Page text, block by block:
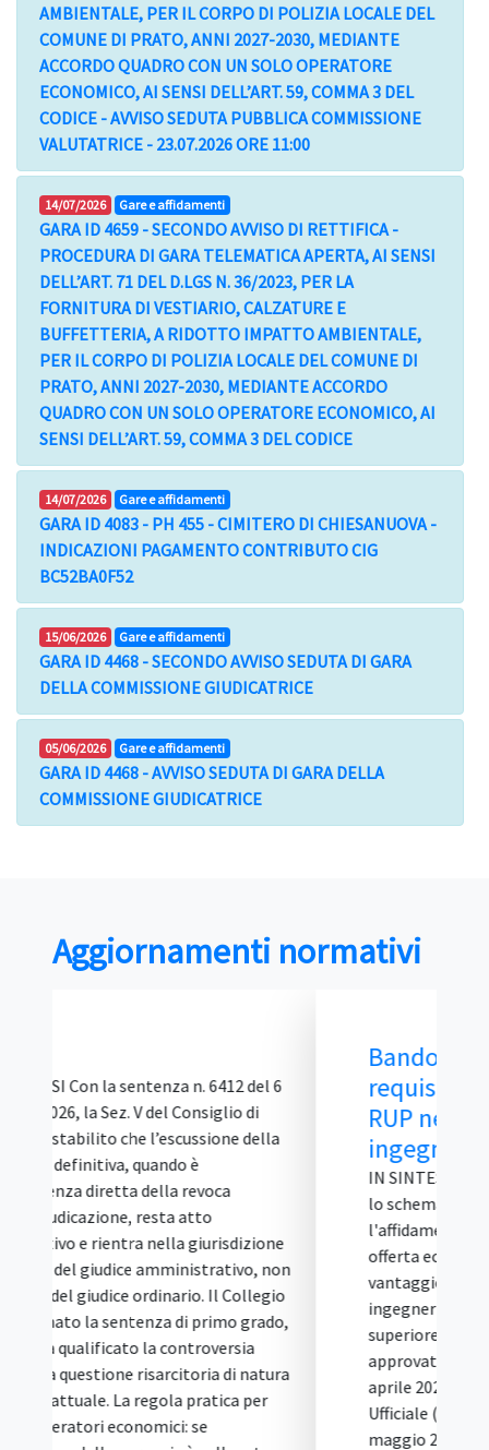
AMBIENTALE, PER IL CORPO DI POLIZIA LOCALE DEL
COMUNE DI PRATO, ANNI 2027-2030, MEDIANTE
ACCORDO QUADRO CON UN SOLO OPERATORE
ECONOMICO, AI SENSI DELL’ART. 59, COMMA 3 DEL
CODICE - AVVISO SEDUTA PUBBLICA COMMISSIONE
VALUTATRICE - 23.07.2026 ORE 11:00
14/07/2026 Gare e affidamenti
GARA ID 4659 - SECONDO AVVISO DI RETTIFICA -
PROCEDURA DI GARA TELEMATICA APERTA, AI SENSI
DELL’ART. 71 DEL D.LGS N. 36/2023, PER LA
FORNITURA DI VESTIARIO, CALZATURE E
BUFFETTERIA, A RIDOTTO IMPATTO AMBIENTALE,
PER IL CORPO DI POLIZIA LOCALE DEL COMUNE DI
PRATO, ANNI 2027-2030, MEDIANTE ACCORDO
QUADRO CON UN SOLO OPERATORE ECONOMICO, AI
SENSI DELL’ART. 59, COMMA 3 DEL CODICE
14/07/2026 Gare e affidamenti
GARA ID 4083 - PH 455 - CIMITERO DI CHIESANUOVA -
INDICAZIONI PAGAMENTO CONTRIBUTO CIG
BC52BA0F52
15/06/2026 Gare e affidamenti
GARA ID 4468 - SECONDO AVVISO SEDUTA DI GARA
DELLA COMMISSIONE GIUDICATRICE
05/06/2026 Gare e affidamenti
GARA ID 4468 - AVVISO SEDUTA DI GARA DELLA
COMMISSIONE GIUDICATRICE
Aggiornamenti normativi
Bando tipo ANAC 2/2026 SIA:
requisiti, BIM e verifiche del
RUP nelle gare di
ingegneria...
IN SINTESI Il Bando tipo ANAC n. 2/2026 è
lo schema di disciplinare per
l'affidamento, con procedura aperta e
offerta economicamente più
vantaggiosa, dei servizi di architettura e
ingegneria (SIA) di importo pari o
superiore alle soglie europee. È stato
approvato con delibera n. 153 del 15
aprile 2026, pubblicato in Gazzetta
Ufficiale (Serie Generale n. 111 del 15
maggio 2026) ed è vincolante per le